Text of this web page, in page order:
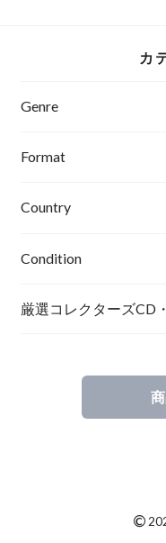
カ
Genre
Format
Country
Condition
厳選コレクターズCD
©